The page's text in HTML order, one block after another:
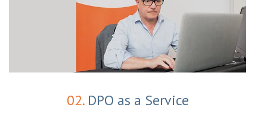
02.DPO as a Service